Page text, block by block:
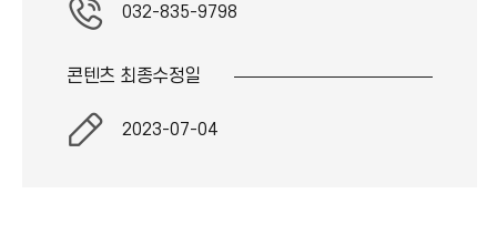
032-835-9798
콘텐츠 최종수정일
2023-07-04